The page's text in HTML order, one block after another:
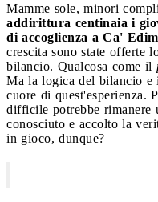
Mamme sole, minori
addirittura centinaia i
di accoglienza a Ca'
crescita sono state offerte
bilancio. Qualcosa come il
Ma la logica del bilancio e
cuore di quest'esperienza.
difficile potrebbe rimanere
conosciuto e accolto la
in gioco, dunque?